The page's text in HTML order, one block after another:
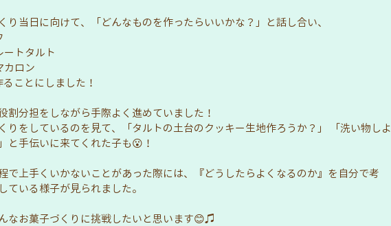
り当日に向けて、「どんなものを作ったらいいかな？」と話し合い、
ートタルト
カロン
ことにしました！
割分担をしながら手際よく進めていました！
りをしているのを見て、「タルトの土台のクッキー生地作ろうか？」 「洗い物しよ
と手伝いに来てくれた子も😮！
で上手くいかないことがあった際には、『どうしたらよくなるのか』を自分で考
ている様子が見られました。
なお菓子づくりに挑戦したいと思います😊♫